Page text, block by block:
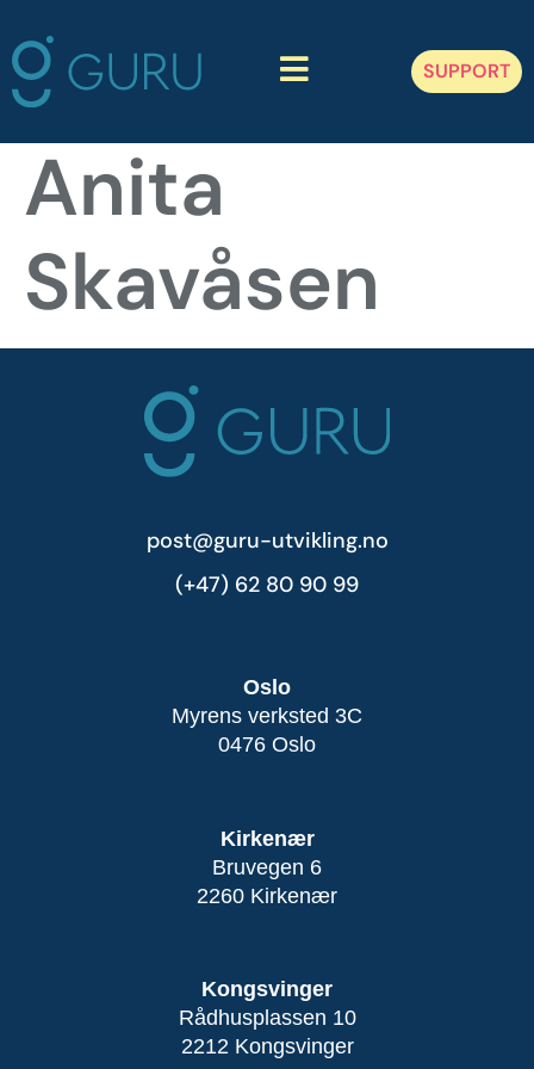
Samfunnsansvar
Kontakt
SUPPORT
Anita
Skavåsen
post@guru-utvikling.no
(+47) 62 80 90 99
Oslo
Myrens verksted 3C
0476 Oslo
Kirkenær
Bruvegen 6
2260 Kirkenær
Kongsvinger
Rådhusplassen 10
2212 Kongsvinger